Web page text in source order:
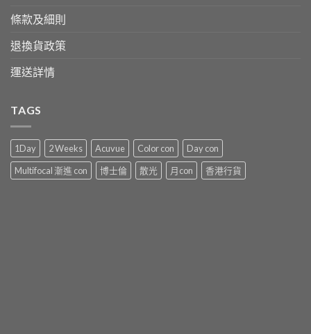
條款及細則
退換貨政策
運送詳情
TAGS
1Day 2 Weeks Acuvue Color con
Day con
Multifocal 漸進 con
博士倫 散光 月con 香港行貨